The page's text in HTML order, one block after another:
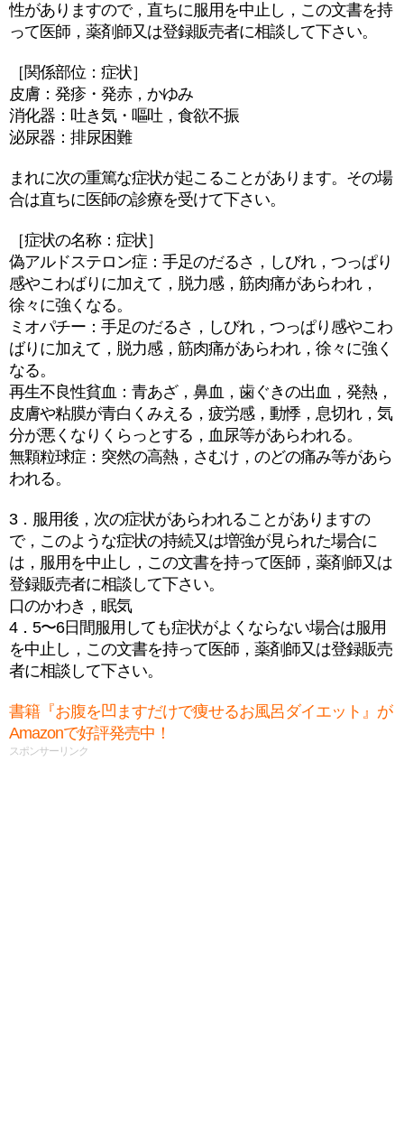
性がありますので，直ちに服用を中止し，この文書を持
って医師，薬剤師又は登録販売者に相談して下さい。
［関係部位：症状］
皮膚：発疹・発赤，かゆみ
消化器：吐き気・嘔吐，食欲不振
泌尿器：排尿困難
まれに次の重篤な症状が起こることがあります。その場
合は直ちに医師の診療を受けて下さい。
［症状の名称：症状］
偽アルドステロン症：手足のだるさ，しびれ，つっぱり
感やこわばりに加えて，脱力感，筋肉痛があらわれ，
徐々に強くなる。
ミオパチー：手足のだるさ，しびれ，つっぱり感やこわ
ばりに加えて，脱力感，筋肉痛があらわれ，徐々に強く
なる。
再生不良性貧血：青あざ，鼻血，歯ぐきの出血，発熱，
皮膚や粘膜が青白くみえる，疲労感，動悸，息切れ，気
分が悪くなりくらっとする，血尿等があらわれる。
無顆粒球症：突然の高熱，さむけ，のどの痛み等があら
われる。
3．服用後，次の症状があらわれることがありますの
で，このような症状の持続又は増強が見られた場合に
は，服用を中止し，この文書を持って医師，薬剤師又は
登録販売者に相談して下さい。
口のかわき，眠気
4．5〜6日間服用しても症状がよくならない場合は服用
を中止し，この文書を持って医師，薬剤師又は登録販売
者に相談して下さい。
書籍『お腹を凹ますだけで痩せるお風呂ダイエット』が
Amazonで好評発売中！
スポンサーリンク